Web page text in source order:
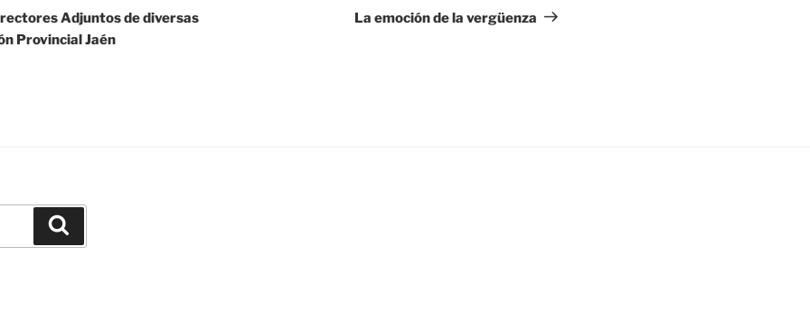
Adjuntos de diversas
Provincial Jaén
entrada
La emoción de la vergüenza